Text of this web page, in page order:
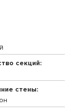
секций:
стены: